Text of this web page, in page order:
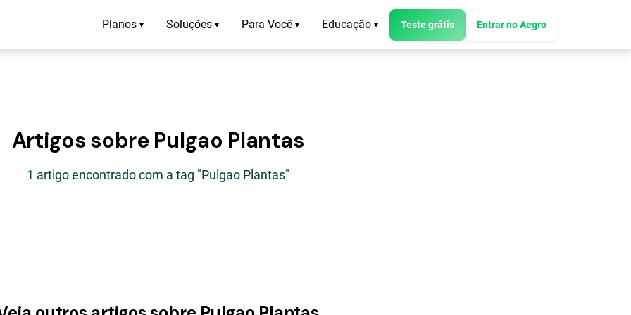
Planos ▾ Soluções ▾ Para Você ▾ Educação ▾ Teste grátis Entrar no Aegro
Artigos sobre Pulgao Plantas
1 artigo encontrado com a tag "Pulgao Plantas"